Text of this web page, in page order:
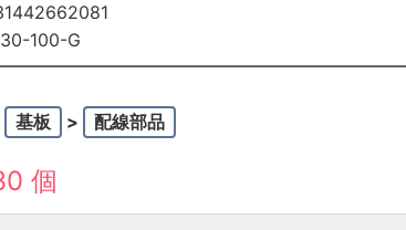
100-G
基板 > 配線部品
個